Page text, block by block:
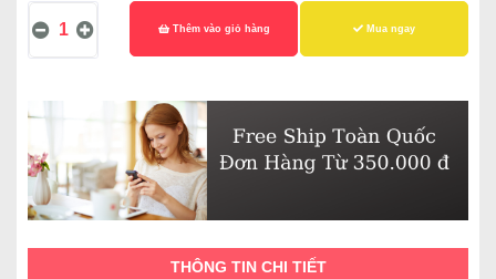
Thêm vào giỏ hàng Mua ngay
THÔNG TIN CHI TIẾT